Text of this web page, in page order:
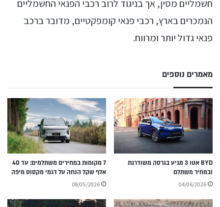
חשמליים מסין, אך בניגוד לרוב רכבי הפנאי החשמליים
הנמכרים בארץ, רכבי פנאי קומפקטיים, מדובר ברכב
פנאי גדול יותר ומרווח.
מאמרים נוספים
BYD אטו 3 מגיע בגרסה משודרגת
ובמחיר משתלם
04/06/2026
7 מקומות במחירים משתלמים: עד 40
אלף שקל הנחה על דגמי מקסוס מיפה
08/05/2026